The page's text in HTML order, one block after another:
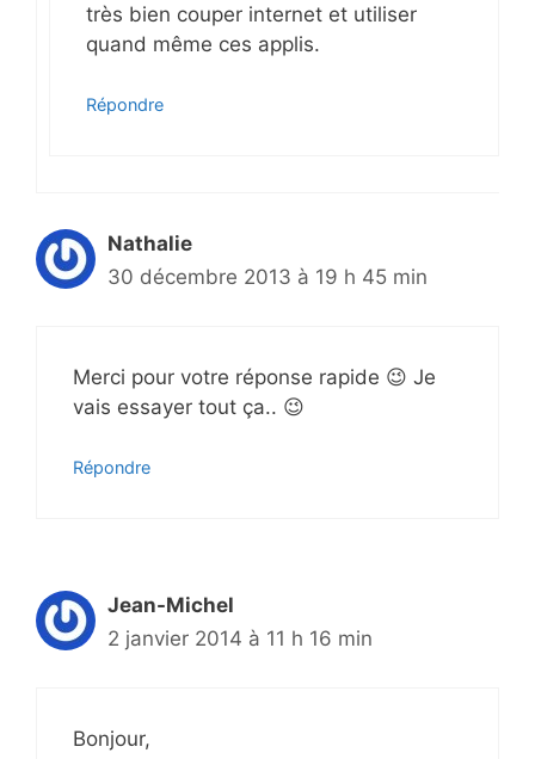
très bien couper internet et utiliser
quand même ces applis.
Répondre
Nathalie
30 décembre 2013 à 19 h 45 min
Merci pour votre réponse rapide 😉 Je
vais essayer tout ça.. 😉
Répondre
Jean-Michel
2 janvier 2014 à 11 h 16 min
Bonjour,